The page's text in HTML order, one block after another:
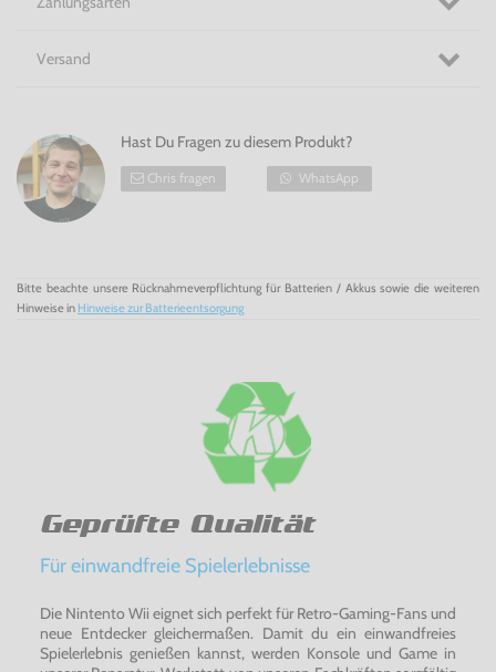
Versand
Hast Du Fragen zu diesem Produkt?
Chris fragen WhatsApp
Bitte beachte unsere Rücknahmeverpflichtung für Batterien / Akkus sowie die weiteren
Hinweise in Hinweise zur Batterieentsorgung
Geprüfte Qualität
Für einwandfreie Spielerlebnisse
Die Nintento Wii eignet sich perfekt für Retro-Gaming-Fans und
neue Entdecker gleichermaßen. Damit du ein einwandfreies
Spielerlebnis genießen kannst, werden Konsole und Game in